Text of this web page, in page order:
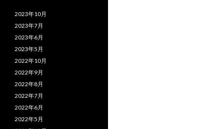
2023年10月
2023年7月
2023年6月
2023年5月
2022年10月
2022年9月
2022年8月
2022年7月
2022年6月
2022年5月